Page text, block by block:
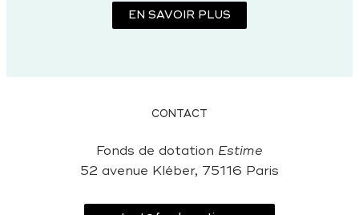
EN SAVOIR PLUS
CONTACT
Fonds de dotation Estime
52 avenue Kléber, 75116 Paris